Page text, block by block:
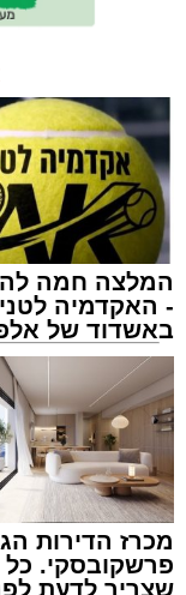
המלצה חמה
- האקדמיה
באשדוד של
קריאולנסקי -
מכרז הדירות
פרשקובסקי.
שצריך לדעת